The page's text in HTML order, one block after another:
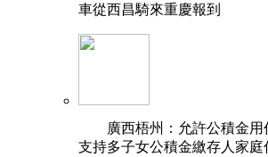
車從西昌騎來重慶報到
廣西梧州：允許公積金
支持多子女公積金繳存人家庭